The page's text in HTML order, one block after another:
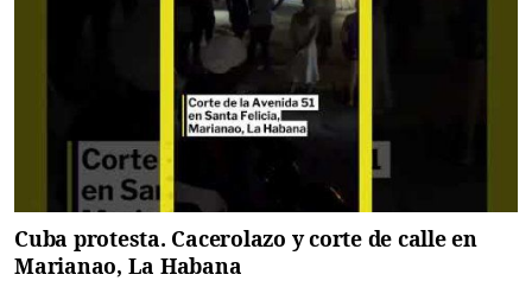
Cuba protesta. Cacerolazo y corte de calle en
Marianao, La Habana